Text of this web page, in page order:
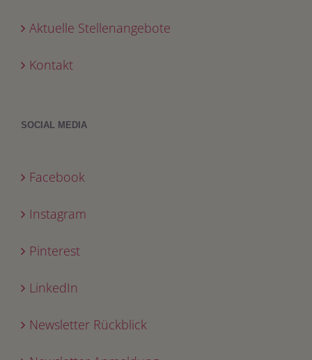
Aktuelle Stellenangebote
Kontakt
SOCIAL MEDIA
Facebook
Instagram
Pinterest
LinkedIn
Newsletter Rückblick